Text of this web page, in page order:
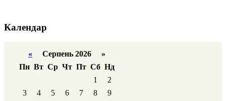
Календар
« Серпень 2026 »
Пн Вт Ср Чт Пт Сб Нд
1
2
3
4 5 6 7 8
9